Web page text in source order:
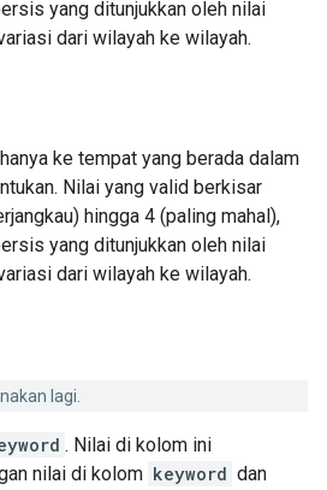
yang ditunjukkan oleh nilai
dari wilayah ke wilayah.
ke tempat yang berada dalam
Nilai yang valid berkisar
hingga 4 (paling mahal),
yang ditunjukkan oleh nilai
dari wilayah ke wilayah.
lagi.
. Nilai di kolom ini
nilai di kolom keyword dan